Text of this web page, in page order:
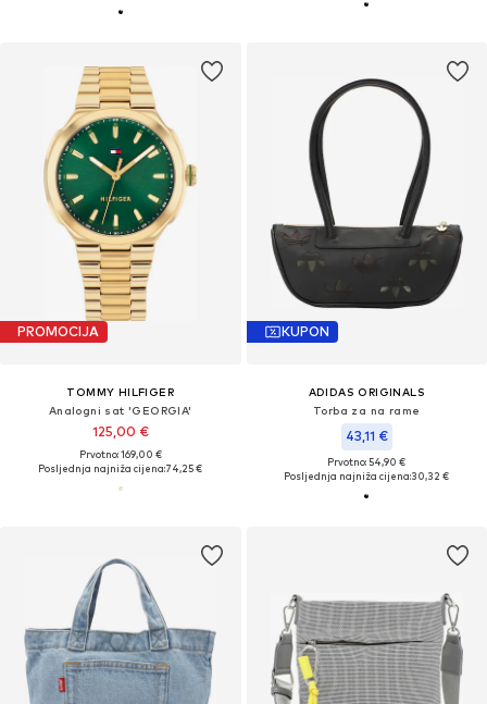
PROMOCIJA
TOMMY HILFIGER
Analogni sat 'GEORGIA'
125,00 €
Prvotno: 169,00 €
Posljednja najniža cijena:74,25 €
KUPON
ADIDAS ORIGINALS
Torba za na rame
43,11 €
Prvotno: 54,90 €
Posljednja najniža cijena:30,32 €